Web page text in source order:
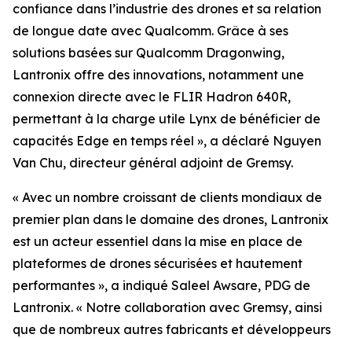
confiance dans l’industrie des drones et sa relation
de longue date avec Qualcomm. Grâce à ses
solutions basées sur Qualcomm Dragonwing,
Lantronix offre des innovations, notamment une
connexion directe avec le FLIR Hadron 640R,
permettant à la charge utile Lynx de bénéficier de
capacités Edge en temps réel », a déclaré Nguyen
Van Chu, directeur général adjoint de Gremsy.
« Avec un nombre croissant de clients mondiaux de
premier plan dans le domaine des drones, Lantronix
est un acteur essentiel dans la mise en place de
plateformes de drones sécurisées et hautement
performantes », a indiqué Saleel Awsare, PDG de
Lantronix. « Notre collaboration avec Gremsy, ainsi
que de nombreux autres fabricants et développeurs